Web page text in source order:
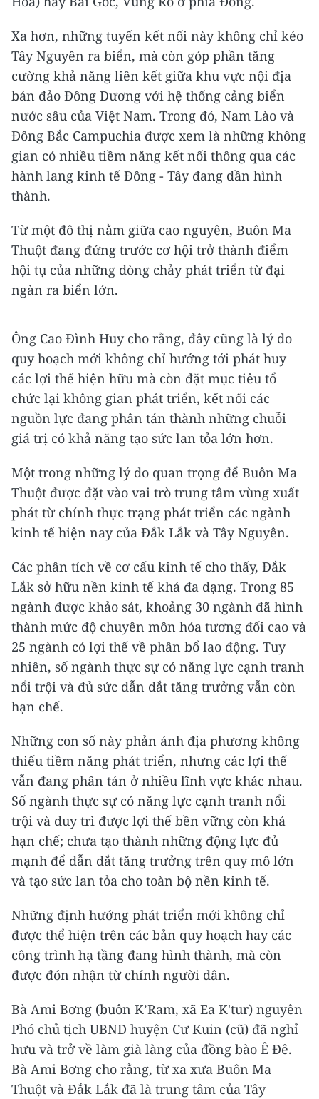
Xa hơn, những tuyến kết nối này không chỉ kéo
Tây Nguyên ra biển, mà còn góp phần tăng
cường khả năng liên kết giữa khu vực nội địa
bán đảo Đông Dương với hệ thống cảng biển
nước sâu của Việt Nam. Trong đó, Nam Lào và
Đông Bắc Campuchia được xem là những không
gian có nhiều tiềm năng kết nối thông qua các
hành lang kinh tế Đông - Tây đang dần hình
thành.
Từ một đô thị nằm giữa cao nguyên, Buôn Ma
Thuột đang đứng trước cơ hội trở thành điểm
hội tụ của những dòng chảy phát triển từ đại
ngàn ra biển lớn.
Ông Cao Đình Huy cho rằng, đây cũng là lý do
quy hoạch mới không chỉ hướng tới phát huy
các lợi thế hiện hữu mà còn đặt mục tiêu tổ
chức lại không gian phát triển, kết nối các
nguồn lực đang phân tán thành những chuỗi
giá trị có khả năng tạo sức lan tỏa lớn hơn.
Một trong những lý do quan trọng để Buôn Ma
Thuột được đặt vào vai trò trung tâm vùng xuất
phát từ chính thực trạng phát triển các ngành
kinh tế hiện nay của Đắk Lắk và Tây Nguyên.
Các phân tích về cơ cấu kinh tế cho thấy, Đắk
Lắk sở hữu nền kinh tế khá đa dạng. Trong 85
ngành được khảo sát, khoảng 30 ngành đã hình
thành mức độ chuyên môn hóa tương đối cao và
25 ngành có lợi thế về phân bổ lao động. Tuy
nhiên, số ngành thực sự có năng lực cạnh tranh
nổi trội và đủ sức dẫn dắt tăng trưởng vẫn còn
hạn chế.
Những con số này phản ánh địa phương không
thiếu tiềm năng phát triển, nhưng các lợi thế
vẫn đang phân tán ở nhiều lĩnh vực khác nhau.
Số ngành thực sự có năng lực cạnh tranh nổi
trội và duy trì được lợi thế bền vững còn khá
hạn chế; chưa tạo thành những động lực đủ
mạnh để dẫn dắt tăng trưởng trên quy mô lớn
và tạo sức lan tỏa cho toàn bộ nền kinh tế.
Những định hướng phát triển mới không chỉ
được thể hiện trên các bản quy hoạch hay các
công trình hạ tầng đang hình thành, mà còn
được đón nhận từ chính người dân.
Bà Ami Bơng (buôn K’Ram, xã Ea K'tur) nguyên
Phó chủ tịch UBND huyện Cư Kuin (cũ) đã nghỉ
hưu và trở về làm già làng của đồng bào Ê Đê.
Bà Ami Bơng cho rằng, từ xa xưa Buôn Ma
Thuột và Đắk Lắk đã là trung tâm của Tây